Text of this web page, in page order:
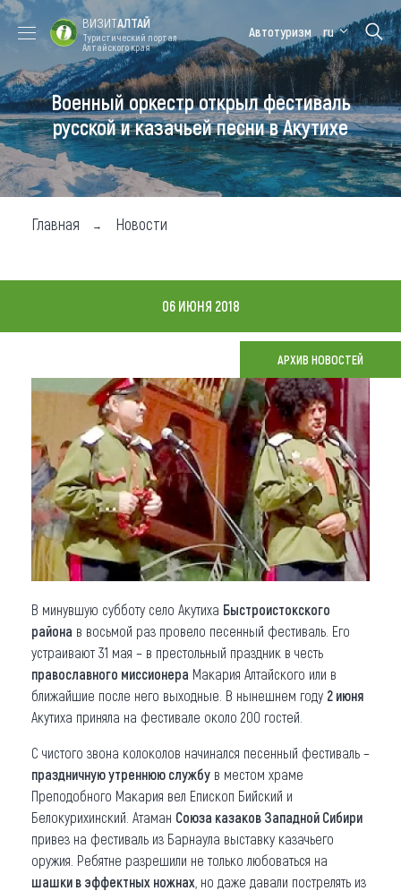
Форум VISIT
ALTAI
Цветение
маральника
Медицинский
форум
Алтайская
зимовка
Туры
Где побывать
Чем заняться
Где остановиться
Новости
Что привезти (сувениры)
О регионе
Коллекция впечатлений
Другие рубрики
ВИЗИТАЛТАЙ
Туристический портал
Алтайского края
Автотуризм ru
Военный оркестр открыл фестиваль
русской и казачьей песни в Акутихе
Главная Новости
06 ИЮНЯ 2018
АРХИВ НОВОСТЕЙ
В минувшую субботу село Акутиха Быстроистокского
района в восьмой раз провело песенный фестиваль. Его
устраивают 31 мая – в престольный праздник в честь
православного миссионера Макария Алтайского или в
ближайшие после него выходные. В нынешнем году 2 июня
Акутиха приняла на фестивале около 200 гостей.
С чистого звона колоколов начинался песенный фестиваль –
праздничную утреннюю службу в местом храме
Преподобного Макария вел Епископ Бийский и
Белокурихинский. Атаман Союза казаков Западной Сибири
привез на фестиваль из Барнаула выставку казачьего
оружия. Ребятне разрешили не только любоваться на
шашки в эффектных ножнах , но даже давали пострелять из